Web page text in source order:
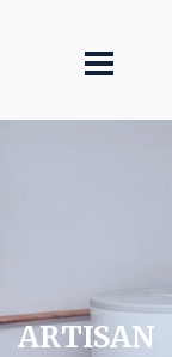
ARTISAN